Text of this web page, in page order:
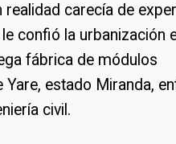
carecía de
confió la urbanización
fábrica de módulos
estado Miranda,
civil.